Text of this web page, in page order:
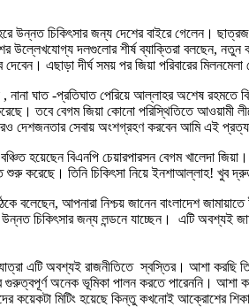
উন্নত চিকিৎসার জন্য দেশের বাইরে গেলেন।
দলগুলোর শীর্ষ ব্যাক্তিরা বলছেন, নতুন
এছাড়া দীর্ঘ সময় পর জিয়া পরিবারের মিলনমেলা
ঘাত -প্রতিঘাত পেরিয়ে আল্লাহর অশেষ রহমতে
তবে বেগম জিয়া কোনো পরিস্থিতিতে
দেশজনতার সেবায় অংশগ্রহণ করবেন আমি এই
হয়েছেন বিএনপি চেয়ারপারসন বেগম খালেদা
শুরু করেছে। তিনি চিকিৎসা নিয়ে ইনশাআল্লাহ!
আপনারা নিশ্চয় জানেন বাংলাদেশ
চিকিৎসার জন্য লন্ডনে যাচ্ছেন। এটি অবশ্যই
এটি অবশ্যই রাজনীতিতে স্বস্তির। আশা করছি
গুরুত্বপূর্ণ অনেক ভূমিকা পালন করতে পারেননি।
কয়েকটা মিটিং হয়েছে কিন্তু কখনোই আক্রোশের